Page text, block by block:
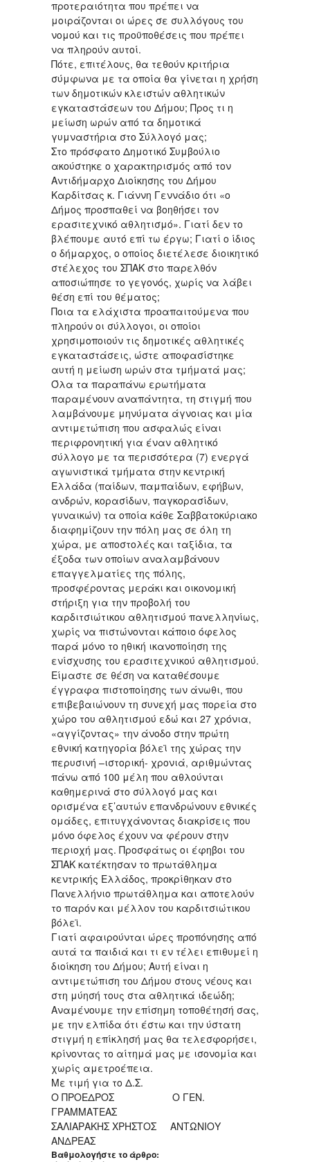
προτεραιότητα που πρέπει να
μοιράζονται οι ώρες σε συλλόγους του
νομού και τις προϋποθέσεις που πρέπει
να πληρούν αυτοί.
Πότε, επιτέλους, θα τεθούν κριτήρια
σύμφωνα με τα οποία θα γίνεται η χρήση
των δημοτικών κλειστών αθλητικών
εγκαταστάσεων του Δήμου; Προς τι η
μείωση ωρών από τα δημοτικά
γυμναστήρια στο Σύλλογό μας;
Στο πρόσφατο Δημοτικό Συμβούλιο
ακούστηκε ο χαρακτηρισμός από τον
Αντιδήμαρχο Διοίκησης του Δήμου
Καρδίτσας κ. Γιάννη Γεννάδιο ότι «ο
Δήμος προσπαθεί να βοηθήσει τον
ερασιτεχνικό αθλητισμό». Γιατί δεν το
βλέπουμε αυτό επί τω έργω; Γιατί ο ίδιος
ο δήμαρχος, ο οποίος διετέλεσε διοικητικό
στέλεχος του ΣΠΑΚ στο παρελθόν
αποσιώπησε το γεγονός, χωρίς να λάβει
θέση επί του θέματος;
Ποια τα ελάχιστα προαπαιτούμενα που
πληρούν οι σύλλογοι, οι οποίοι
χρησιμοποιούν τις δημοτικές αθλητικές
εγκαταστάσεις, ώστε αποφασίστηκε
αυτή η μείωση ωρών στα τμήματά μας;
Όλα τα παραπάνω ερωτήματα
παραμένουν αναπάντητα, τη στιγμή που
λαμβάνουμε μηνύματα άγνοιας και μία
αντιμετώπιση που ασφαλώς είναι
περιφρονητική για έναν αθλητικό
σύλλογο με τα περισσότερα (7) ενεργά
αγωνιστικά τμήματα στην κεντρική
Ελλάδα (παίδων, παμπαίδων, εφήβων,
ανδρών, κορασίδων, παγκορασίδων,
γυναικών) τα οποία κάθε Σαββατοκύριακο
διαφημίζουν την πόλη μας σε όλη τη
χώρα, με αποστολές και ταξίδια, τα
έξοδα των οποίων αναλαμβάνουν
επαγγελματίες της πόλης,
προσφέροντας μεράκι και οικονομική
στήριξη για την προβολή του
καρδιτσιώτικου αθλητισμού πανελληνίως,
χωρίς να πιστώνονται κάποιο όφελος
παρά μόνο το ηθική ικανοποίηση της
ενίσχυσης του ερασιτεχνικού αθλητισμού.
Είμαστε σε θέση να καταθέσουμε
έγγραφα πιστοποίησης των άνωθι, που
επιβεβαιώνουν τη συνεχή μας πορεία στο
χώρο του αθλητισμού εδώ και 27 χρόνια,
«αγγίζοντας» την άνοδο στην πρώτη
εθνική κατηγορία βόλεϊ της χώρας την
περυσινή –ιστορική- χρονιά, αριθμώντας
πάνω από 100 μέλη που αθλούνται
καθημερινά στο σύλλογό μας και
ορισμένα εξ’αυτών επανδρώνουν εθνικές
ομάδες, επιτυγχάνοντας διακρίσεις που
μόνο όφελος έχουν να φέρουν στην
περιοχή μας. Προσφάτως οι έφηβοι του
ΣΠΑΚ κατέκτησαν το πρωτάθλημα
κεντρικής Ελλάδος, προκρίθηκαν στο
Πανελλήνιο πρωτάθλημα και αποτελούν
το παρόν και μέλλον του καρδιτσιώτικου
βόλεϊ.
Γιατί αφαιρούνται ώρες προπόνησης από
αυτά τα παιδιά και τι εν τέλει επιθυμεί η
διοίκηση του Δήμου; Αυτή είναι η
αντιμετώπιση του Δήμου στους νέους και
στη μύησή τους στα αθλητικά ιδεώδη;
Αναμένουμε την επίσημη τοποθέτησή σας,
με την ελπίδα ότι έστω και την ύστατη
στιγμή η επίκλησή μας θα τελεσφορήσει,
κρίνοντας το αίτημά μας με ισονομία και
χωρίς αμετροέπεια.
Με τιμή για το Δ.Σ.
Ο ΠΡΟΕΔΡΟΣ Ο ΓΕΝ.
ΓΡΑΜΜΑΤΕΑΣ
ΣΑΛΙΑΡΑΚΗΣ ΧΡΗΣΤΟΣ ΑΝΤΩΝΙΟΥ
ΑΝΔΡΕΑΣ
Βαθμολογήστε το άρθρο: